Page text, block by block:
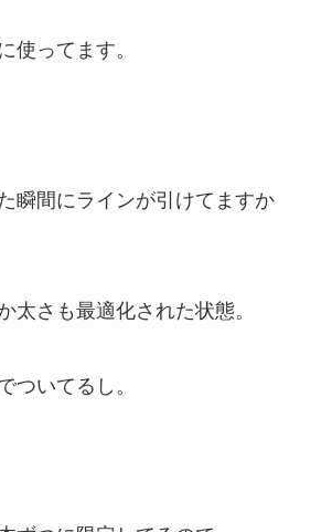
使ってます。
瞬間にラインが引けてますか
太さも最適化された状態。
ついてるし。